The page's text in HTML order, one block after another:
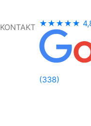
KONTAKT ★★★★★
(338)